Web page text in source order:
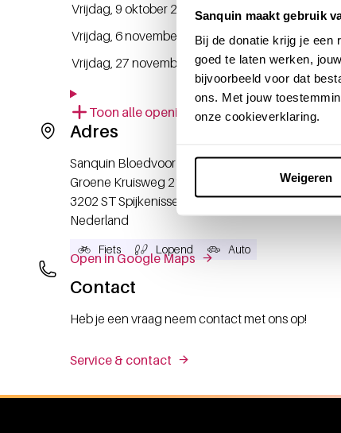
Sanquin maakt gebruik
Bij de donatie krijg je een
goed te laten werken,
bijvoorbeeld voor dat
ons. Met jouw
onze cookieverklaring.
Weigeren
Vrijdag, 9 oktober 2026
Vrijdag, 6 november 2026
Vrijdag, 27 november 2026
Toon alle openingstijden
Adres
Sanquin Bloedvoorziening
Groene Kruisweg 21
3202 STSpijkenisse
Nederland
Open in Google Maps
Fiets Lopend Auto
Contact
Heb je een vraag neem contact met ons op!
Service & contact